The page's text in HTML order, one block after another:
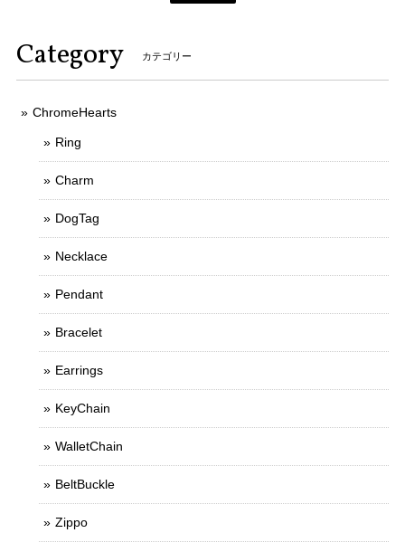
Category カテゴリー
ChromeHearts
Ring
Charm
DogTag
Necklace
Pendant
Bracelet
Earrings
KeyChain
WalletChain
BeltBuckle
Zippo